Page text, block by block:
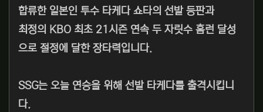
합류한 일본인 투수 타케다 쇼타의 선발 등판과
최정의 KBO 최초 21시즌 연속 두 자릿수 홈런 달성
으로 절정에 달한 장타력입니다.
SSG는 오늘 연승을 위해 선발 타케다를 출격시킵니
다.